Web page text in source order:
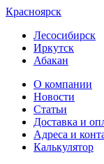
Красноярск
Лесосибирск
Иркутск
Абакан
О компании
Новости
Статьи
Доставка и
Адреса и
Калькулятор